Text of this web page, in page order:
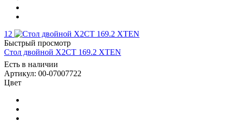
12
Быстрый просмотр
Стол двойной X2CT 169.2 XTEN
Есть в наличии
Артикул: 00-07007722
Цвет